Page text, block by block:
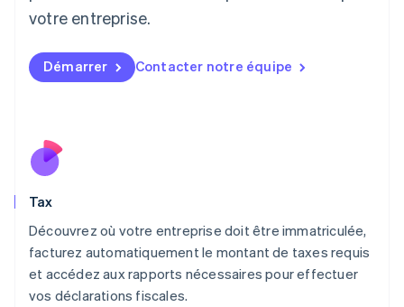
votre entreprise.
Démarrer Contacter notre équipe
Tax
Découvrez où votre entreprise doit être immatriculée,
facturez automatiquement le montant de taxes requis
et accédez aux rapports nécessaires pour effectuer
vos déclarations fiscales.
English
FrançaisDeutschEnglish
Malaisie
Mexique
Español
Nouvelle-Zélande
Pays-Bas
NederlandsEnglish
Pologne